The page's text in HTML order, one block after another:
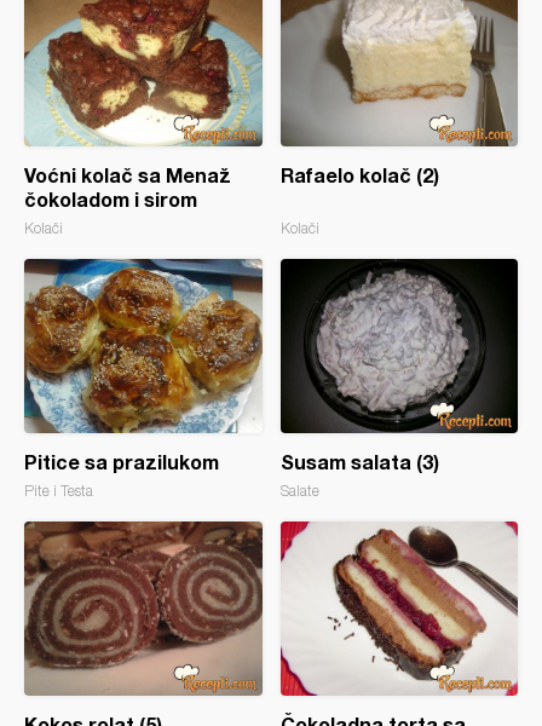
Voćni kolač sa Menaž
čokoladom i sirom
Kolači
Rafaelo kolač (2)
Kolači
Pitice sa prazilukom
Pite i Testa
Susam salata (3)
Salate